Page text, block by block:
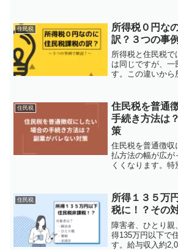
親・未成年）と
て、状況に応じた
ます。
住民税
所得税０円な
訳？３つの事
所得税と住民税
は同じですが、一
す。この違いから
るのかを３つの事
います。
住民税
住民税を普通
手続き方法は
策
住民税を普通徴収
払方法の幅が広が
くくなります。
住民税
所得１３５万
税に！？その
障害者、ひとり
得135万円以下で
す。給与収入約